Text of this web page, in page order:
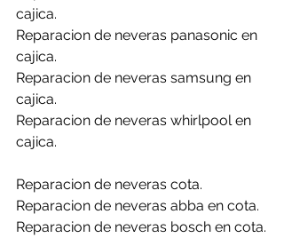
cajica.
Reparacion de neveras panasonic en
cajica.
Reparacion de neveras samsung en
cajica.
Reparacion de neveras whirlpool en
cajica.
Reparacion de neveras cota.
Reparacion de neveras abba en cota.
Reparacion de neveras bosch en cota.